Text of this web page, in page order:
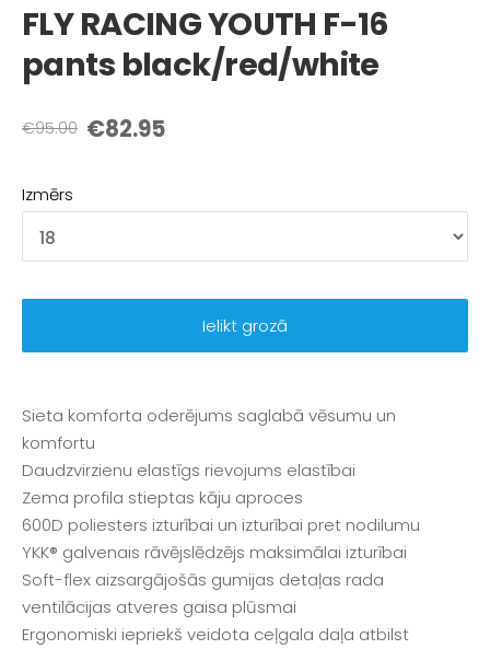
FLY RACING YOUTH F-16
pants black/red/white
€95.00 €82.95
Izmērs
Ielikt grozā
Sieta komforta oderējums saglabā vēsumu un
komfortu
Daudzvirzienu elastīgs rievojums elastībai
Zema profila stieptas kāju aproces
600D poliesters izturībai un izturībai pret nodilumu
YKK® galvenais rāvējslēdzējs maksimālai izturībai
Soft-flex aizsargājošās gumijas detaļas rada
ventilācijas atveres gaisa plūsmai
Ergonomiski iepriekš veidota ceļgala daļa atbilst